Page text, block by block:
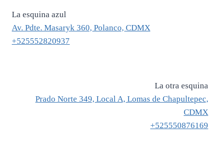
La esquina azul
Av. Pdte. Masaryk 360, Polanco, CDMX
+525552820937
La otra esquina
Prado Norte 349, Local A, Lomas de Chapultepec,
CDMX
+525550876169